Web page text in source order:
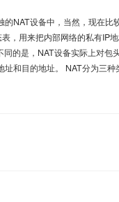
NAT设备中，当然，现在比
，用来把内部网络的私有IP
的是，NAT设备实际上对
和目的地址。 NAT分为三